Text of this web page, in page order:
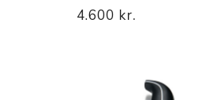
4.600 kr.